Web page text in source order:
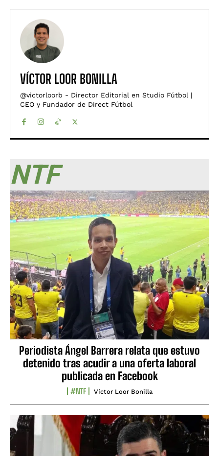
VÍCTOR LOOR BONILLA
@victorloorb - Director Editorial en Studio Fútbol |
CEO y Fundador de Direct Fútbol
NTF
Periodista Ángel Barrera relata que estuvo
detenido tras acudir a una oferta laboral
publicada en Facebook
#NTF Víctor Loor Bonilla